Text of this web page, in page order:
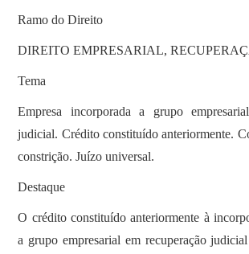
Ramo do Direito
DIREITO EMPRESARIAL,
Tema
Empresa incorporada a grupo
judicial. Crédito constituído anteriormente.
constrição. Juízo universal.
Destaque
O crédito constituído anteriormente à
a grupo empresarial em recuperação